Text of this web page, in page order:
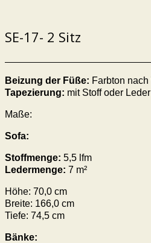
SE-17- 2 Sitz
Beizung der Füße: Farbton
Tapezierung: mit Stoff oder Leder
Maße:
Sofa:
Stoffmenge: 5,5 lfm
Ledermenge: 7 m²
Höhe: 70,0 cm
Breite: 166,0 cm
Tiefe: 74,5 cm
Bänke: